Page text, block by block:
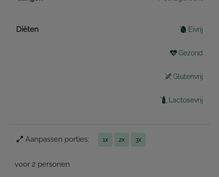
Diëten Eivrij
Gezond
Glutenvrij
Lactosevrij
Aanpassen porties: 1x 2x 3x
voor 2 personen